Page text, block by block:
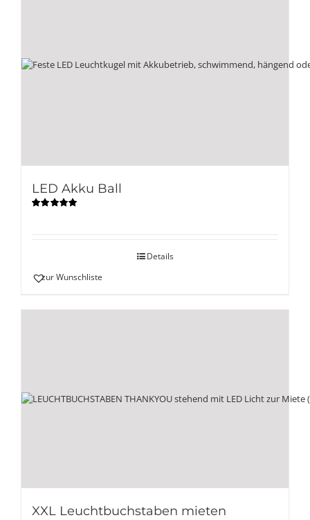
LED Akku Ball
Details
zur Wunschliste
XXL Leuchtbuchstaben mieten